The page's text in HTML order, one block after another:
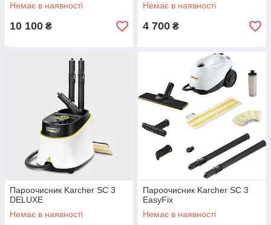
Немає в наявності
10 100 ₴
Немає в наявності
4 700 ₴
Пароочисник Karcher SC 3
DELUXE
Немає в наявності
Пароочисник Karcher SC 3
EasyFix
Немає в наявності